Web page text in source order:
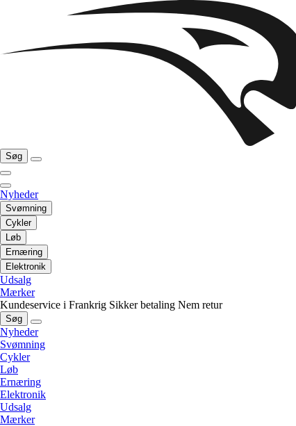
Søg
Nyheder
Svømning
Cykler
Løb
Ernæring
Elektronik
Udsalg
Mærker
Kundeservice i Frankrig Sikker betaling Nem retur
Søg
Nyheder
Svømning
Cykler
Løb
Ernæring
Elektronik
Udsalg
Mærker